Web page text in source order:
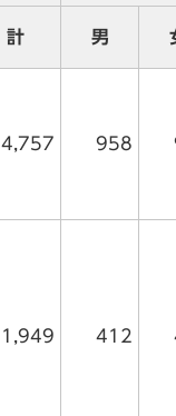
計 男
4,757 958
1,949 412